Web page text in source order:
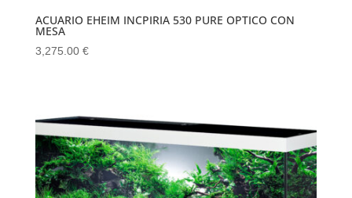
ACUARIO EHEIM INCPIRIA 530 PURE OPTICO CON
MESA
3,275.00 €